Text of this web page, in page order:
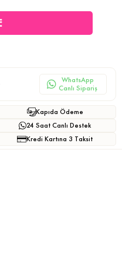
WhatsApp
Canlı Sipariş
Kapıda Ödeme
24 Saat Canlı Destek
Kredi Kartına 3 Taksit